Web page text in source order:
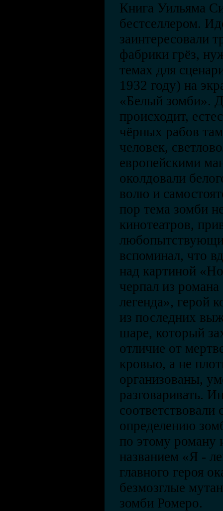
Книга Уильяма
бестселлером.
заинтересовали
фабрики грёз,
темах для
1932 году) на
«Белый зомби».
происходит,
чёрных рабов
человек,
европейскими
околдовали
волю и
пор тема зомби
кинотеатров,
вспоминал, что
над картиной
черпал из
легенда», герой
из последних
шаре, который
отличие от
кровью, а не
организованы,
разговаривать.
определению
по этому роману
названием «Я -
главного героя
безмозглые
зомби Ромеро.